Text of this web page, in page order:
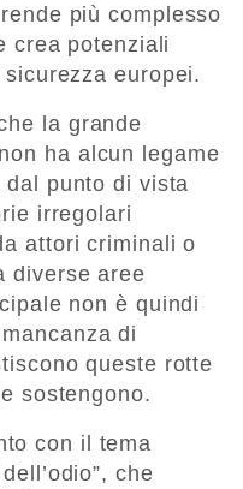
più complesso
crea potenziali
europei.
la grande
ha alcun legame
dal punto di vista
irregolari
attori criminali o
diverse aree
non è quindi
di
queste rotte
sostengono.
con il tema
, che